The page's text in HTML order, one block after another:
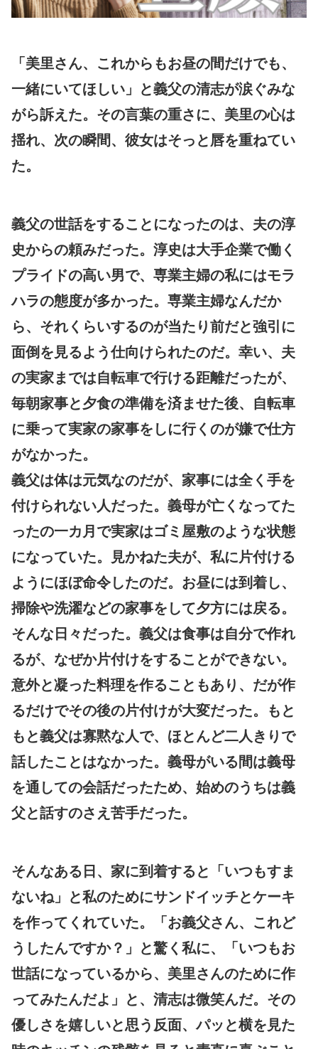
「美里さん、これからもお昼の間だけでも、
一緒にいてほしい」と義父の清志が涙ぐみな
がら訴えた。その言葉の重さに、美里の心は
揺れ、次の瞬間、彼女はそっと唇を重ねてい
た。
義父の世話をすることになったのは、夫の淳
史からの頼みだった。淳史は大手企業で働く
プライドの高い男で、専業主婦の私にはモラ
ハラの態度が多かった。専業主婦なんだか
ら、それくらいするのが当たり前だと強引に
面倒を見るよう仕向けられたのだ。幸い、夫
の実家までは自転車で行ける距離だったが、
毎朝家事と夕食の準備を済ませた後、自転車
に乗って実家の家事をしに行くのが嫌で仕方
がなかった。
義父は体は元気なのだが、家事には全く手を
付けられない人だった。義母が亡くなってた
ったの一カ月で実家はゴミ屋敷のような状態
になっていた。見かねた夫が、私に片付ける
ようにほぼ命令したのだ。お昼には到着し、
掃除や洗濯などの家事をして夕方には戻る。
そんな日々だった。義父は食事は自分で作れ
るが、なぜか片付けをすることができない。
意外と凝った料理を作ることもあり、だが作
るだけでその後の片付けが大変だった。もと
もと義父は寡黙な人で、ほとんど二人きりで
話したことはなかった。義母がいる間は義母
を通しての会話だったため、始めのうちは義
父と話すのさえ苦手だった。
そんなある日、家に到着すると「いつもすま
ないね」と私のためにサンドイッチとケーキ
を作ってくれていた。「お義父さん、これど
うしたんですか？」と驚く私に、「いつもお
世話になっているから、美里さんのために作
ってみたんだよ」と、清志は微笑んだ。その
優しさを嬉しいと思う反面、パッと横を見た